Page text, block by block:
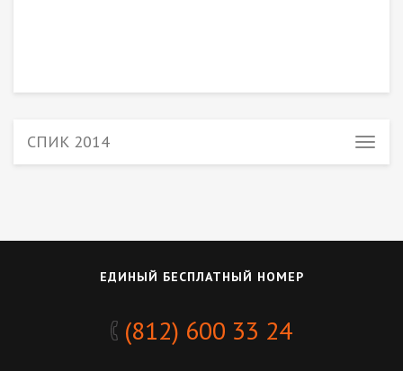
СПИК 2014
ЕДИНЫЙ БЕСПЛАТНЫЙ НОМЕР
(812) 600 33 24